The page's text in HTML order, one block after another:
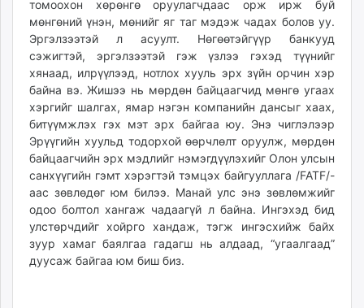
томоохон хөрөнгө оруулагчдаас орж ирж буй
мөнгөний үнэн, мөнийг яг таг мэдэж чадах болов уу.
Эргэлзээтэй л асуулт. Нөгөөтэйгүүр банкууд
сэжигтэй, эргэлзээтэй гэж үзлээ гэхэд түүнийг
хянаад, илрүүлээд, нотлох хууль эрх зүйн орчин хэр
байна вэ. Жишээ нь мөрдөн байцаагчид мөнгө угаах
хэргийг шалгах, ямар нэгэн компанийн дансыг хаах,
битүүмжлэх гэх мэт эрх байгаа юу. Энэ чиглэлээр
Эрүүгийн хуульд тодорхой өөрчлөлт оруулж, мөрдөн
байцаагчийн эрх мэдлийг нэмэгдүүлэхийг Олон улсын
сан­хүүгийн гэмт хэрэгтэй тэмцэх байгууллага /FATF/-
аас зөвлөдөг юм билээ. Манай улс энэ зөвлөмжийг
одоо болтол хангаж чадаагүй л байна. Ингэхэд бид
улстөрчдийг хойрго хандаж, тэгж ингэсхийж байх
зуур хамаг баялгаа гадагш нь алдаад, “угаалгаад”
дуусаж байгаа юм биш биз.